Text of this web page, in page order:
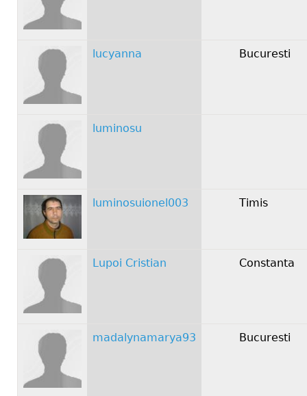
lucyanna Bucuresti
luminosu
luminosuionel003 Timis
Lupoi Cristian Constanta
madalynamarya93 Bucuresti